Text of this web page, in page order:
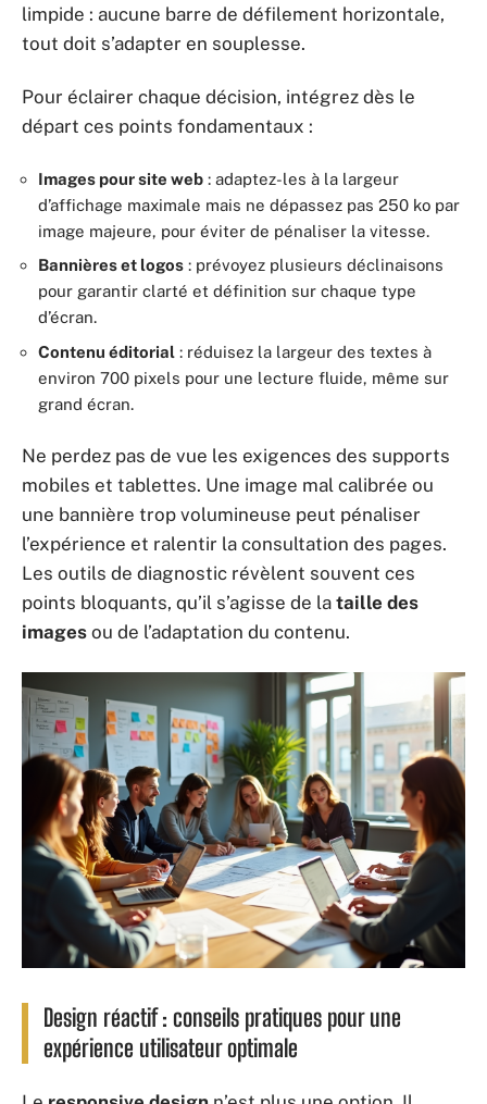
limpide : aucune barre de défilement horizontale,
tout doit s’adapter en souplesse.
Pour éclairer chaque décision, intégrez dès le
départ ces points fondamentaux :
Images pour site web : adaptez-les à la largeur
d’affichage maximale mais ne dépassez pas 250 ko par
image majeure, pour éviter de pénaliser la vitesse.
Bannières et logos : prévoyez plusieurs déclinaisons
pour garantir clarté et définition sur chaque type
d’écran.
Contenu éditorial : réduisez la largeur des textes à
environ 700 pixels pour une lecture fluide, même sur
grand écran.
Ne perdez pas de vue les exigences des supports
mobiles et tablettes. Une image mal calibrée ou
une bannière trop volumineuse peut pénaliser
l’expérience et ralentir la consultation des pages.
Les outils de diagnostic révèlent souvent ces
points bloquants, qu’il s’agisse de la taille des
images ou de l’adaptation du contenu.
Design réactif : conseils pratiques pour une
expérience utilisateur optimale